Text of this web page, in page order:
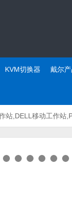
KVM切换器 戴尔
站,DELL移动工作站